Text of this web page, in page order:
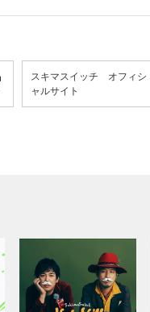
スキマスイッチ オフィシ
ャルサイト